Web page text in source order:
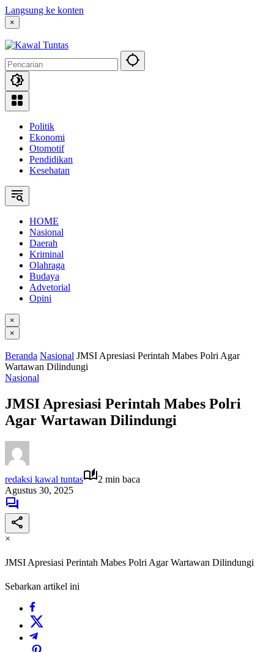
Langsung ke konten
×
Politik
Ekonomi
Otomotif
Pendidikan
Kesehatan
HOME
Nasional
Daerah
Kriminal
Olahraga
Budaya
Advetorial
Opini
×
×
Beranda Nasional JMSI Apresiasi Perintah Mabes Polri Agar
Wartawan Dilindungi
Nasional
JMSI Apresiasi Perintah Mabes Polri
Agar Wartawan Dilindungi
redaksi kawal tuntas
2 min baca
Agustus 30, 2025
×
JMSI Apresiasi Perintah Mabes Polri Agar Wartawan Dilindungi
Sebarkan artikel ini